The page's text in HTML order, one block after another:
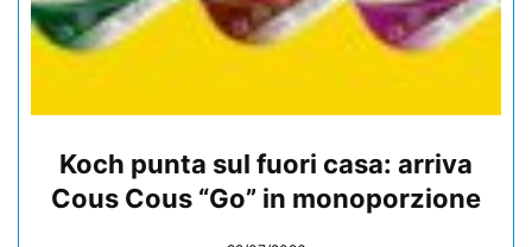
Koch punta sul fuori casa: arriva
Cous Cous “Go” in monoporzione